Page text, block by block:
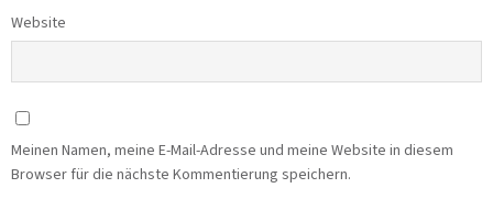
Website
Meinen Namen, meine E-Mail-Adresse und meine Website in diesem
Browser für die nächste Kommentierung speichern.